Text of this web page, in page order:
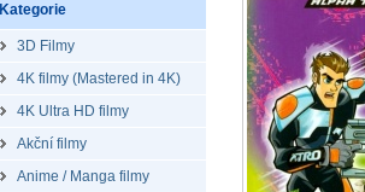
Kategorie
3D Filmy
4K filmy (Mastered in 4K)
4K Ultra HD filmy
Akční filmy
Anime / Manga filmy